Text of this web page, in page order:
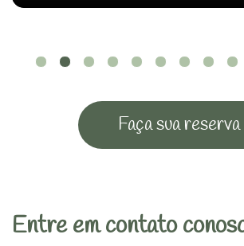
Faça sua reserva
Entre em contato